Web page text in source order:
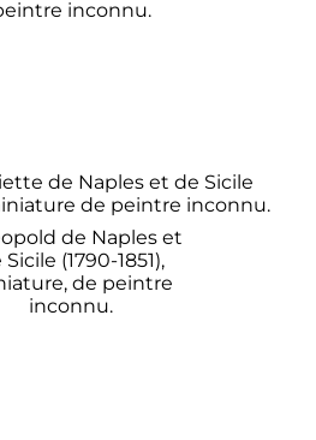
de Naples et de Sicile
de peintre inconnu.